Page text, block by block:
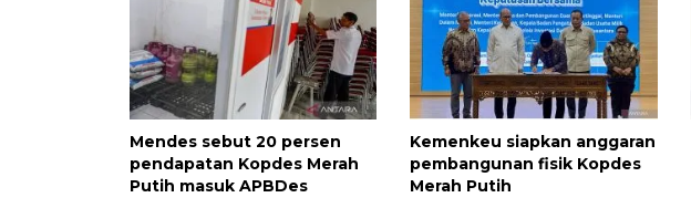
Mendes sebut 20 persen
pendapatan Kopdes Merah
Putih masuk APBDes
Kemenkeu siapkan anggaran
pembangunan fisik Kopdes
Merah Putih